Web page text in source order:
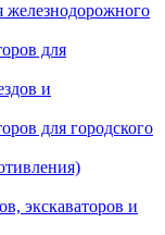
железнодорожного
для
и
для городского
экскаваторов и